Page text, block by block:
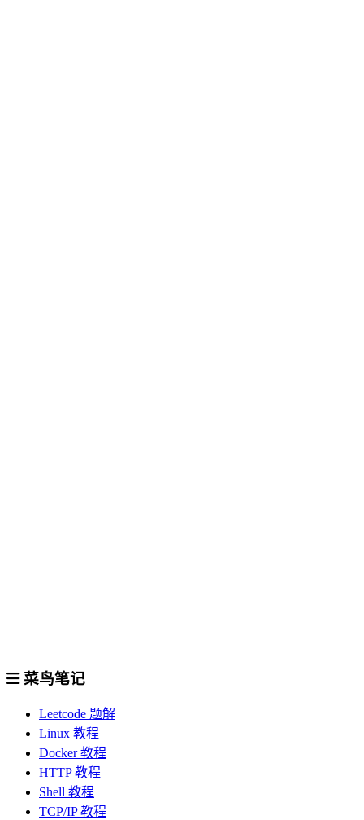
菜鸟笔记
Leetcode 题解
Linux 教程
Docker 教程
HTTP 教程
Shell 教程
TCP/IP 教程